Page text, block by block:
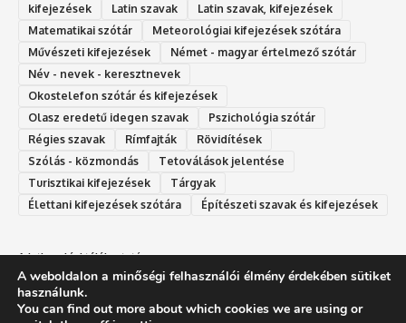
kifejezések
Latin szavak
Latin szavak, kifejezések
Matematikai szótár
Meteorológiai kifejezések szótára
Művészeti kifejezések
Német - magyar értelmező szótár
Név - nevek - keresztnevek
Okostelefon szótár és kifejezések
Olasz eredetű idegen szavak
Ps‮gólohciz‬ia s‮átóz‬r
Régies szavak
Rímfajták
Rövidítések
Szólás - közmondás
Tetoválások jelentése
Turisztikai kifejezések
Tárgyak
Élettani kifejezések szótára
Építészeti szavak és kifejezések
Adatkezelési tájékoztató
Felhasználási feltételek
A weboldalon a minőségi felhasználói élmény érdekében sütiket
használunk.
You can find out more about which cookies we are using or